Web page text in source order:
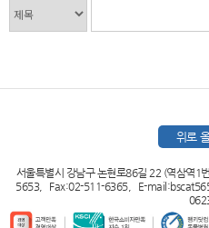
위로
서울특별시 강남구 논현로86길 22 (역삼역
5653, Fax:02-511-6365, E-